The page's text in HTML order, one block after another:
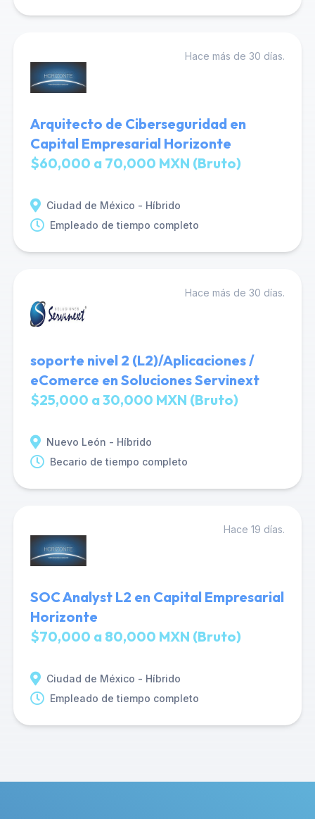
Hace más de 30 días.
Arquitecto de Ciberseguridad en
Capital Empresarial Horizonte
$60,000 a 70,000 MXN (Bruto)
Ciudad de México - Híbrido
Empleado de tiempo completo
Hace más de 30 días.
soporte nivel 2 (L2)/Aplicaciones /
eComerce en Soluciones Servinext
$25,000 a 30,000 MXN (Bruto)
Nuevo León - Híbrido
Becario de tiempo completo
Hace 19 días.
SOC Analyst L2 en Capital Empresarial
Horizonte
$70,000 a 80,000 MXN (Bruto)
Ciudad de México - Híbrido
Empleado de tiempo completo